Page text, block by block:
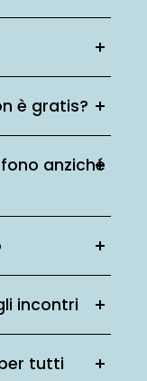
è gratis?
anziché
incontri
tutti